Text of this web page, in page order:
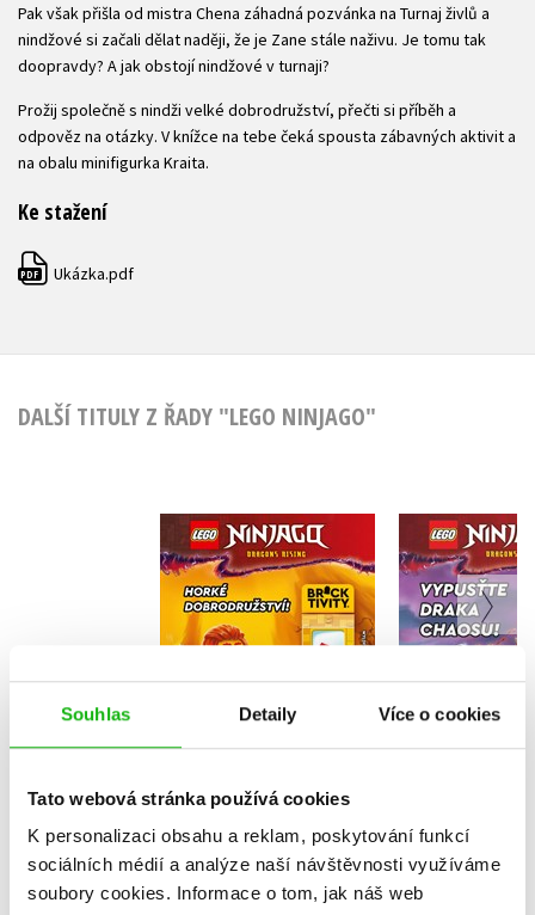
Souhlas Detaily Více o cookies
Tato webová stránka používá cookies
K personalizaci obsahu a reklam, poskytování funkcí
sociálních médií a analýze naší návštěvnosti využíváme
soubory cookies. Informace o tom, jak náš web
Pak však přišla od mistra Chena záhadná pozvánka na Turnaj živlů a
nindžové si začali dělat naději, že je Zane stále naživu. Je tomu tak
doopravdy? A jak obstojí nindžové v turnaji?
Prožij společně s nindži velké dobrodružství, přečti si příběh a
odpověz na otázky. V knížce na tebe čeká spousta zábavných aktivit a
na obalu minifigurka Kraita.
Ke stažení
PDF Ukázka.pdf
DALŠÍ TITULY Z ŘADY "LEGO NINJAGO"
LEGO® NINJAGO®
Horké dobrodružství!
Kolektiv
159 Kč
LEGO®